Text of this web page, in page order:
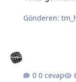
Gönderen:
0 cevap